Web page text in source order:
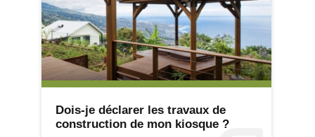
Dois-je déclarer les travaux de
construction de mon kiosque ?